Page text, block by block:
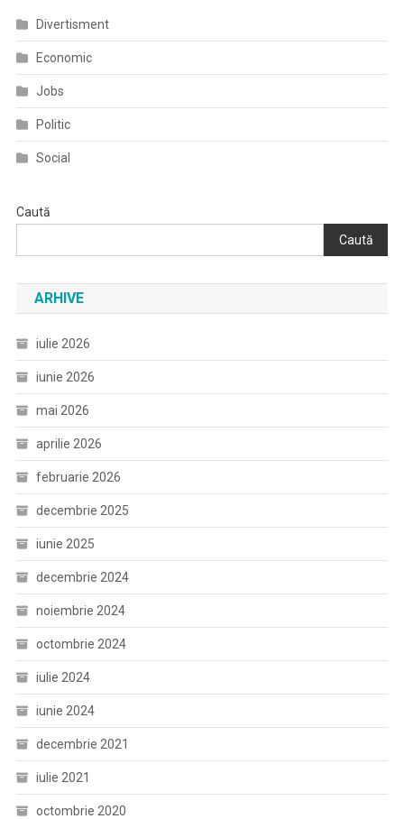
Divertisment
Economic
Jobs
Politic
Social
Caută
Caută
ARHIVE
iulie 2026
iunie 2026
mai 2026
aprilie 2026
februarie 2026
decembrie 2025
iunie 2025
decembrie 2024
noiembrie 2024
octombrie 2024
iulie 2024
iunie 2024
decembrie 2021
iulie 2021
octombrie 2020